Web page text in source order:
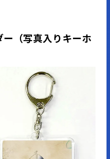
（写真入りキーホ